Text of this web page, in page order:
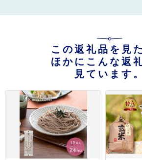
この返礼品を見
ほかにこんな返
見ています。